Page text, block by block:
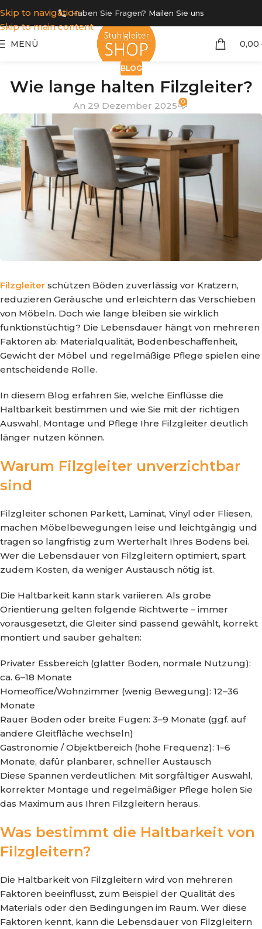
Skip to navigation
Skip to main content
Haben Sie Fragen? Mailen Sie uns
MENÜ 0,00
BLOG
Wie lange halten Filzgleiter?
An 29 Dezember 2025 0
Filzgleiter schützen Böden zuverlässig vor Kratzern,
reduzieren Geräusche und erleichtern das Verschieben
von Möbeln. Doch wie lange bleiben sie wirklich
funktionstüchtig? Die Lebensdauer hängt von mehreren
Faktoren ab: Materialqualität, Bodenbeschaffenheit,
Gewicht der Möbel und regelmäßige Pflege spielen eine
entscheidende Rolle.
In diesem Blog erfahren Sie, welche Einflüsse die
Haltbarkeit bestimmen und wie Sie mit der richtigen
Auswahl, Montage und Pflege Ihre Filzgleiter deutlich
länger nutzen können.
Warum Filzgleiter unverzichtbar
sind
Filzgleiter schonen Parkett, Laminat, Vinyl oder Fliesen,
machen Möbelbewegungen leise und leichtgängig und
tragen so langfristig zum Werterhalt Ihres Bodens bei.
Wer die Lebensdauer von Filzgleitern optimiert, spart
zudem Kosten, da weniger Austausch nötig ist.
Die Haltbarkeit kann stark variieren. Als grobe
Orientierung gelten folgende Richtwerte – immer
vorausgesetzt, die Gleiter sind passend gewählt, korrekt
montiert und sauber gehalten:
Privater Essbereich (glatter Boden, normale Nutzung):
ca. 6–18 Monate
Homeoffice/Wohnzimmer (wenig Bewegung): 12–36
Monate
Rauer Boden oder breite Fugen: 3–9 Monate (ggf. auf
andere Gleitfläche wechseln)
Gastronomie / Objektbereich (hohe Frequenz): 1–6
Monate, dafür planbarer, schneller Austausch
Diese Spannen verdeutlichen: Mit sorgfältiger Auswahl,
korrekter Montage und regelmäßiger Pflege holen Sie
das Maximum aus Ihren Filzgleitern heraus.
Was bestimmt die Haltbarkeit von
Filzgleitern?
Die Haltbarkeit von Filzgleitern wird von mehreren
Faktoren beeinflusst, zum Beispiel der Qualität des
Materials oder den Bedingungen im Raum. Wer diese
Faktoren kennt, kann die Lebensdauer von Filzgleitern